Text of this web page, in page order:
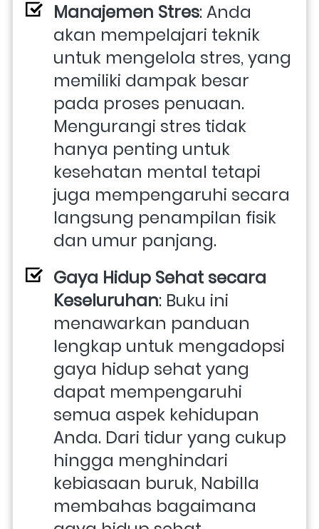
Manajemen Stres: Anda
akan mempelajari teknik
untuk mengelola stres, yang
memiliki dampak besar
pada proses penuaan.
Mengurangi stres tidak
hanya penting untuk
kesehatan mental tetapi
juga mempengaruhi secara
langsung penampilan fisik
dan umur panjang.
Gaya Hidup Sehat secara
Keseluruhan: Buku ini
menawarkan panduan
lengkap untuk mengadopsi
gaya hidup sehat yang
dapat mempengaruhi
semua aspek kehidupan
Anda. Dari tidur yang cukup
hingga menghindari
kebiasaan buruk, Nabilla
membahas bagaimana